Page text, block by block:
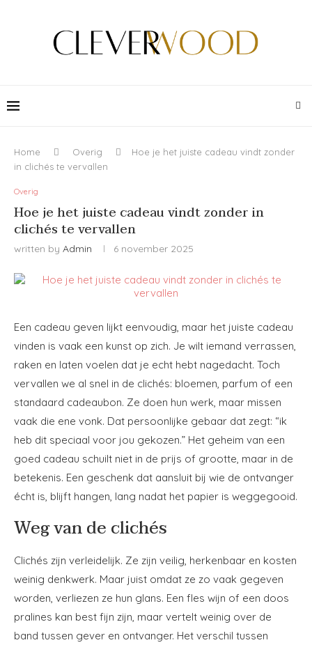
Home Overig
Hoe je het juiste cadeau vindt zonder
in clichés te vervallen
Overig
Hoe je het juiste cadeau vindt zonder in
clichés te vervallen
written by Admin 6 november 2025
Een cadeau geven lijkt eenvoudig, maar het juiste cadeau
vinden is vaak een kunst op zich. Je wilt iemand verrassen,
raken en laten voelen dat je echt hebt nagedacht. Toch
vervallen we al snel in de clichés: bloemen, parfum of een
standaard cadeaubon. Ze doen hun werk, maar missen
vaak die ene vonk. Dat persoonlijke gebaar dat zegt: “ik
heb dit speciaal voor jou gekozen.” Het geheim van een
goed cadeau schuilt niet in de prijs of grootte, maar in de
betekenis. Een geschenk dat aansluit bij wie de ontvanger
écht is, blijft hangen, lang nadat het papier is weggegooid.
Weg van de clichés
Clichés zijn verleidelijk. Ze zijn veilig, herkenbaar en kosten
weinig denkwerk. Maar juist omdat ze zo vaak gegeven
worden, verliezen ze hun glans. Een fles wijn of een doos
pralines kan best fijn zijn, maar vertelt weinig over de
band tussen gever en ontvanger. Het verschil tussen